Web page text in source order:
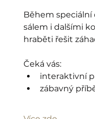
Během
sálem i dalšími
hraběti řešit
Čeká vás:
interaktivní
zábavný